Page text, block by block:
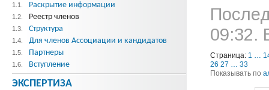
09:32.
Страница: 1 …
26 27 … 33
Показывать по
1.1. Раскрытие информации
1.2. Реестр членов
1.3. Структура
1.4. Для членов Ассоциации и кандидатов
1.5. Партнеры
1.6. Вступление
ЭКСПЕРТИЗА